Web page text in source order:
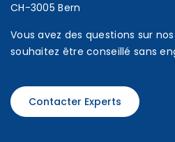
CH-3005 Bern
Vous avez des questions sur
souhaitez être conseillé sans
Contacter Experts